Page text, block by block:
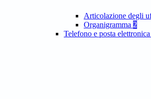
Articolazione degli
Organigramma 2
Telefono e posta elettronica